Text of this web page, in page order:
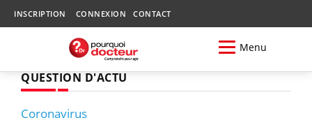
INSCRIPTION CONNEXION CONTACT
Menu
QUESTION D'ACTU
Coronavirus